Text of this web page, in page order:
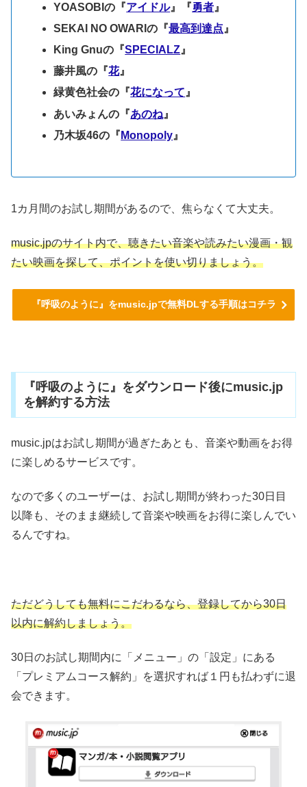
YOASOBIの『アイドル』『勇者 』
SEKAI NO OWARIの『最高到達点 』
King Gnuの『SPECIALZ 』
藤井風の『花』
緑黄色社会の『花になって 』
あいみょんの『あのね 』
乃木坂46の『 Monopoly 』
1カ月間のお試し期間があるので、焦らなくて大丈夫。
music.jpのサイト内で、聴きたい音楽や読みたい漫画・観
たい映画を探して、ポイントを使い切りましょう。
『呼吸のように』をmusic.jpで無料DLする手順はコチラ
『呼吸のように』をダウンロード後にmusic.jp
を解約する方法
music.jpはお試し期間が過ぎたあとも、音楽や動画をお得
に楽しめるサービスです。
なので多くのユーザーは、お試し期間が終わった30日目
以降も、そのまま継続して音楽や映画をお得に楽しんでい
るんですね。
ただどうしても無料にこだわるなら、登録してから30日
以内に解約しましょう。
30日のお試し期間内に「メニュー」の「設定」にある
「プレミアムコース解約」を選択すれば１円も払わずに退
会できます。